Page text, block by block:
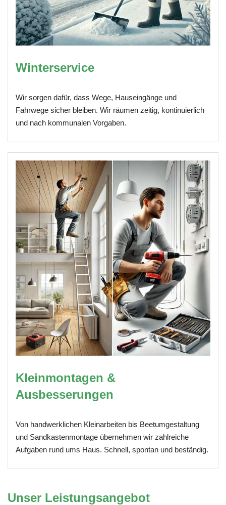
Winterservice
Wir sorgen dafür, dass Wege, Hauseingänge und
Fahrwege sicher bleiben. Wir räumen zeitig, kontinuierlich
und nach kommunalen Vorgaben.
Kleinmontagen &
Ausbesserungen
Von handwerklichen Kleinarbeiten bis Beetumgestaltung
und Sandkastenmontage übernehmen wir zahlreiche
Aufgaben rund ums Haus. Schnell, spontan und beständig.
Unser Leistungsangebot